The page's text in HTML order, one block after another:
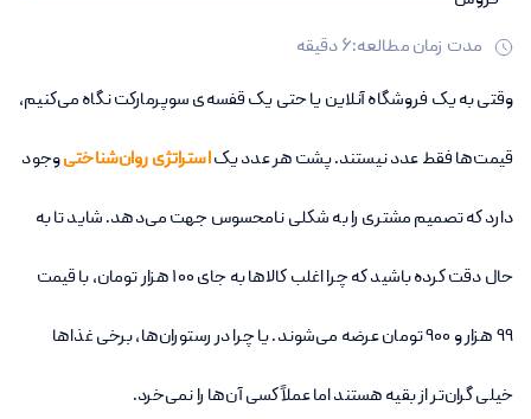
مدت زمان مطالعه:6دقیقه
وقتی به یک فروشگاه آنلاین یا حتی یک قفسه‌ی سوپرمارکت نگاه می‌کنیم،
قیمت‌ها فقط عدد نیستند. پشت هر عدد یکاستراتژی روان‌شناختیوجود
دارد که تصمیم مشتری را به شکلی نامحسوس جهت می‌دهد. شاید تا به
حال دقت کرده باشید که چرا اغلب کالاها به جای ۱۰۰ هزار تومان، با قیمت
۹۹ هزار و ۹۰۰ تومان عرضه می‌شوند. یا چرا در رستوران‌ها، برخی غذاها
خیلی گران‌تر از بقیه هستند اما عملاً کسی آن‌ها را نمی‌خرد.